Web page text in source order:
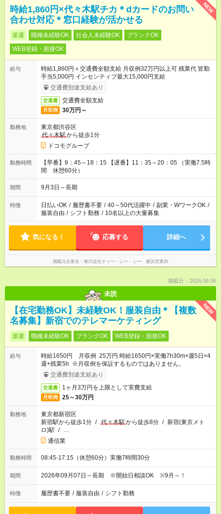
NEW
時給1,860円×代々木駅チカ＊dカードのお問い
合わせ対応＊窓口経験が活かせる
派遣 職種未経験OK 社会人未経験OK
ブランクOK
WEB登録・面接OK
給与
時給1,860円＋交通費全額支給 月収例32万円以上可 残業代 皆勤
手当5,000円 インセンティブ最大15,000円支給
交通費別途支給あり
交通費 交通費全額支給
月収例 30万円～
勤務地
東京都渋谷区
代々木駅から徒歩1分
ドコモグループ
勤務時間
【早番】9：45～18：15 【遅番】11：35～20：05 （実働7.5時
間 休憩60分）
期間 9月3日～長期
特徴 日払いOK / 履歴書不要 / 40～50代活躍中 / 副業・WワークOK /
服装自由 / シフト勤務 / 10名以上の大量募集
気になる！ 応募する 詳細へ
掲載元企業名 株式会社ティー・シー・シー 横浜営業所
掲載日：2026.08.06
未読
NEW
【在宅勤務OK】未経験OK！服装自由＊【複数
名募集】新宿でのテレマーケティング
派遣 職種未経験OK ブランクOK WEB登録・面接OK
給与
時給1650円 月収例 25万円 時給1650円×実働7h30m×週5日×4
週+残業5h ※月収例を保証するものではありません。
交通費別途支給あり
交通費 1ヶ月3万円を上限として実費支給
月収例 25～30万円
勤務地
東京都新宿区
新宿駅から徒歩1分 / 代々木駅から徒歩8分 / 新宿(東京メト
ロ)駅 / …
通信業
勤務時間 08:45-17:15（休憩60分）実働7時間30分
期間 2026年09月07日～長期 ※開始日相談OK ※9月～！
特徴 履歴書不要 / 服装自由 / シフト勤務